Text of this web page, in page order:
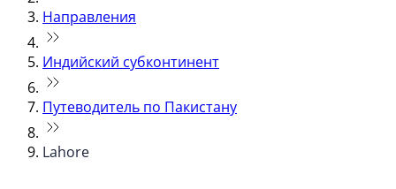
Направления
Индийский субконтинент
Путеводитель по Пакистану
Lahore